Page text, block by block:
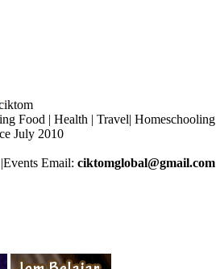
Food | Health | Travel| Homeschooling
July 2010
Email: ciktomglobal@gmail.com